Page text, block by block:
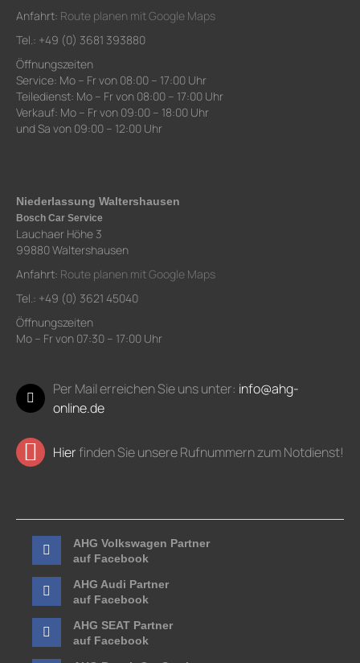
Anfahrt: Route planen mit Google Maps
Tel.: +49 (0) 3681 393880
Öffnungszeiten
Service: Mo – Fr von 08:00 – 17:00 Uhr
Teiledienst: Mo – Fr von 08:00 – 17:00 Uhr
Verkauf: Mo – Fr von 09:00 – 18:00 Uhr
und Sa von 09:00 – 12:00 Uhr
Niederlassung Waltershausen
Bosch Car Service
Lauchaer Höhe 3
99880 Waltershausen
Anfahrt: Route planen mit Google Maps
Tel.: +49 (0) 3621 45040
Öffnungszeiten
Mo – Fr von 07:30 – 17:00 Uhr
Per Mail erreichen Sie uns unter: info@ahg-
online.de
Hierfinden Sie unsere Rufnummern zum Notdienst!
AHG Volkswagen Partner
auf Facebook
AHG Audi Partner
auf Facebook
AHG SEAT Partner
auf Facebook